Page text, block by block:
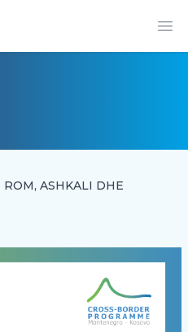
ASHKALI DHE